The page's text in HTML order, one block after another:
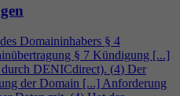
Domaininhabers § 4
§ 7 Kündigung [...]
DENICdirect). (4) Der
der Domain [...] Anforderung